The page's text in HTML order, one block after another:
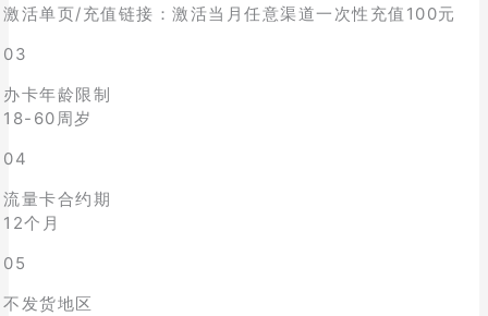
激活单页/充值链接：激活当月任意渠道一次性充值100元
03
办卡年龄限制
18-60周岁
04
流量卡合约期
12个月
05
不发货地区